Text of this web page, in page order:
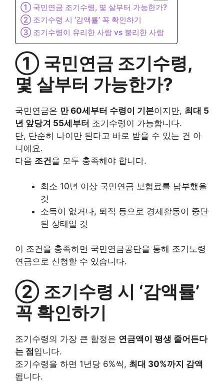
① 국민연금 조기수령, 몇 살부터 가능한가?
② 조기수령 시 ‘감액률’ 꼭 확인하기
③ 조기수령이 유리한 사람 vs 불리한 사람
① 국민연금 조기수령,
몇 살부터 가능한가?
국민연금은 만 60세부터 수령이 기본이지만, 최대 5
년 앞당겨 55세부터 조기수령이 가능합니다.
단, 단순히 나이만 된다고 바로 받을 수 있는 건 아
니에요.
다음 조건을 모두 충족해야 합니다.
최소 10년 이상 국민연금 보험료를 납부했을
것
소득이 없거나, 퇴직 등으로 경제활동이 중단
된 상태일 것
이 조건을 충족하면 국민연금공단을 통해 조기노령
연금으로 신청할 수 있습니다.
② 조기수령 시 ‘감액률’
꼭 확인하기
조기수령의 가장 큰 함정은 연금액이 평생 줄어든다
는 점입니다.
조기수령을 하면 1년당 6%씩, 최대 30%까지 감액
됩니다.